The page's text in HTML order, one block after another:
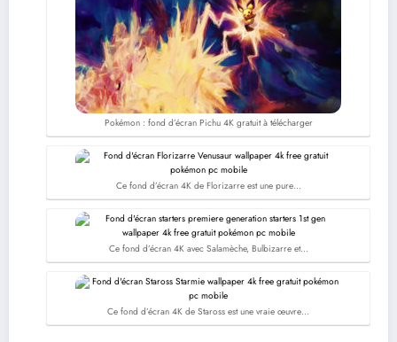
Pokémon : fond d’écran Pichu 4K gratuit à télécharger
Ce fond d’écran 4K de Florizarre est une pure…
Ce fond d’écran 4K avec Salamèche, Bulbizarre et…
Ce fond d’écran 4K de Staross est une vraie œuvre…